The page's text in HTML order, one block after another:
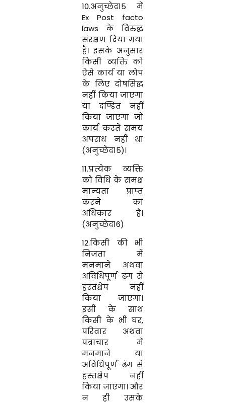
10.अनुच्छेद15 में
Ex Post facto
laws के विरुद्ध
संरक्षण दिया गया
है। इसके अनुसार
किसी व्‍यक्ति को
ऐसे कार्य या लोप
के लिए दोषसिद्ध
नहीं किया जाएगा
या दण्डित नहीं
किया जाएगा जो
कार्य करते समय
अपराध नहीं था
(अनुच्छेद15)।
11.प्रत्‍येक व्‍यक्ति
को विधि के समक्ष
मान्‍यता प्राप्‍त
करने का
अधिकार है।
(अनुच्छेद16)
12.किसी की भी
निजता में
मनमाने अथवा
अविधिपूर्ण ढंग से
हस्‍तक्षेप नहीं
किया जाएगा।
इसी के साथ
किसी के भी घर,
परिवार अथवा
पत्राचार में
मनमाने या
अविधिपूर्ण ढंग से
हस्‍तक्षेप नहीं
किया जाएगा। और
न ही उसके